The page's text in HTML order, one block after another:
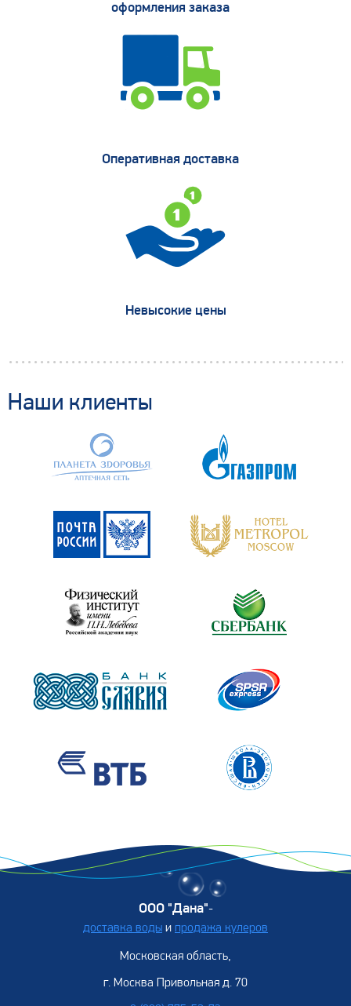
оформления заказа
Оперативная доставка
Невысокие цены
Наши клиенты
ООО "Дана"-
доставка воды и продажа кулеров
Московская область,
г. Москва Привольная д. 70